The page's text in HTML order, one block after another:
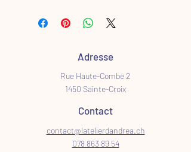
Adresse
Rue Haute-Combe 2
1450 Sainte-Croix
Contact
contact@latelierdandrea.ch
078 863 89 54